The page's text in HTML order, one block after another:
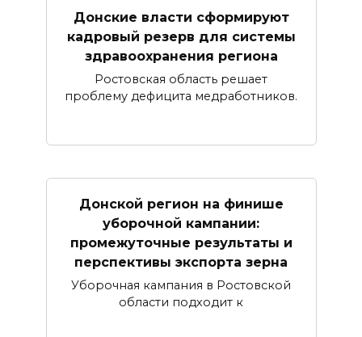
Донские власти сформируют
кадровый резерв для системы
здравоохранения региона
Ростовская область решает
проблему дефицита медработников.
Донской регион на финише
уборочной кампании:
промежуточные результаты и
перспективы экспорта зерна
Уборочная кампания в Ростовской
области подходит к